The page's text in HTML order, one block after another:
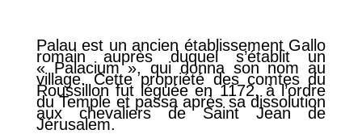
Palau est un ancien établissement Gallo
romain auprès duquel s’établit un
« Palacium », qui donna son nom au
village. Cette propriété des comtes du
Roussillon fut léguée en 1172, à l’ordre
du Temple et passa après sa dissolution
aux chevaliers de Saint Jean de
Jérusalem.